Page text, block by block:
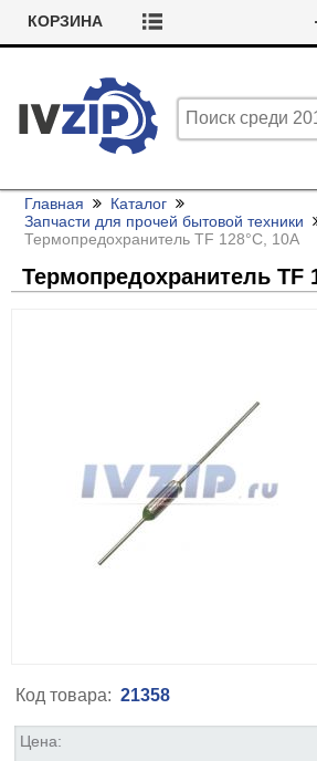
КОРЗИНА
Главная
Каталог
Запчасти для прочей бытовой техники
Термопредохранитель TF 128°С, 10А
Термопредохранитель TF
Код товара: 21358
Цена: